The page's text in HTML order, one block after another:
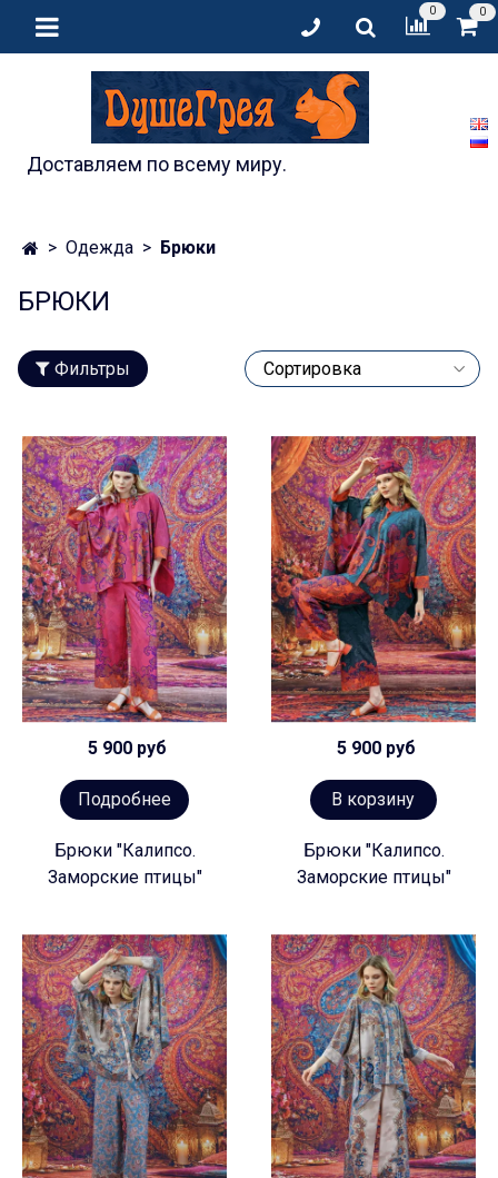
0 0
Доставляем по всему миру.
Одежда Брюки
БРЮКИ
Фильтры
5 900 руб
Подробнее
Брюки "Калипсо.
Заморские птицы"
5 900 руб
В корзину
Брюки "Калипсо.
Заморские птицы"